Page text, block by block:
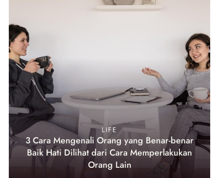
LIFE
3 Cara Mengenali Orang yang Benar-benar
Baik Hati Dilihat dari Cara Memperlakukan
Orang Lain